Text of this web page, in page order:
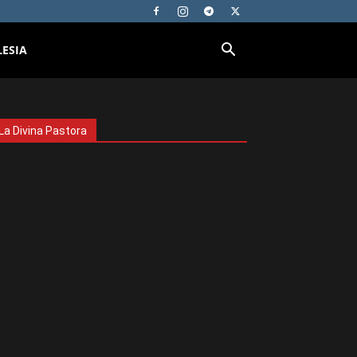
La Divina Pastora